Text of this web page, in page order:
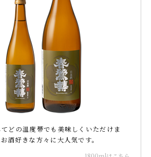
どの温度帯でも美味しくいただけま
酒好きな方々に大人気です。